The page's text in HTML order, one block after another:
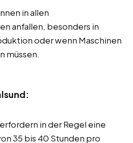
in allen
anfallen, besonders in
oder wenn Maschinen
müssen.
in der Regel eine
35 bis 40 Stunden pro